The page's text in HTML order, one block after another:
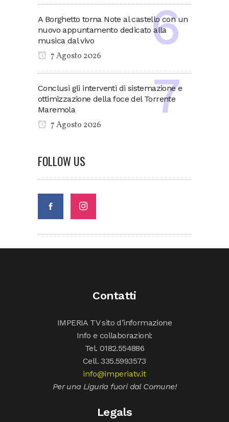
A Borghetto torna Note al castello con un
nuovo appuntamento dedicato alla
musica dal vivo
7 Agosto 2026
Conclusi gli interventi di sistemazione e
ottimizzazione della foce del Torrente
Maremola
7 Agosto 2026
FOLLOW US
Contatti
IMPERIA TV sito d’informazione
Info e collaborazioni:
Tel. 0182.554886
Cell. 335.5993573
info@imperiatv.it
Per una Liguria fuori dal Comune!
Legals